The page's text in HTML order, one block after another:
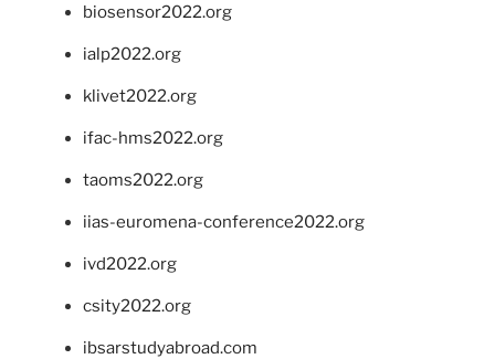
biosensor2022.org
ialp2022.org
klivet2022.org
ifac-hms2022.org
taoms2022.org
iias-euromena-conference2022.org
ivd2022.org
csity2022.org
ibsarstudyabroad.com